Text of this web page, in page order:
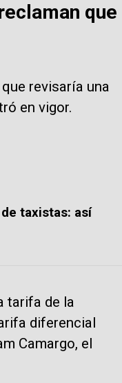
que
revisaría una
en vigor.
taxistas: así
tarifa de la
diferencial
Camargo, el